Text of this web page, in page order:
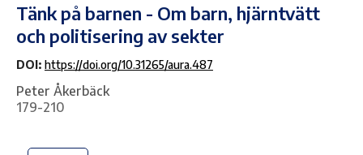
Tänk på barnen - Om barn, hjärntvätt
och politisering av sekter
DOI: https://doi.org/10.31265/aura.487
Peter Åkerbäck
179-210